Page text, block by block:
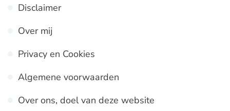
Disclaimer
Over mij
Privacy en Cookies
Algemene voorwaarden
Over ons, doel van deze website